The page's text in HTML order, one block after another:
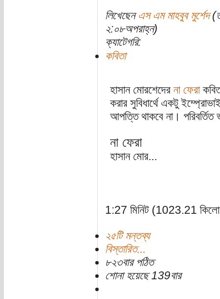
লিখেছেন এস এম মাহবুব মুর্শেদ
২:০৮অপরাহ্ন)
ক্যাটেগরি:
কবিতা
হাসান মোরশেদের না ফেরা
করার সুবিধার্থে একটু
আপত্তি থাকবে না। পরিবর্তিত
না ফেরা
হাসান মোর...
1:27 মিনিট (1023.21
২৫টি মন্তব্য
বিস্তারিত...
৮২৩বার পঠিত
শোনা হয়েছে 139বার